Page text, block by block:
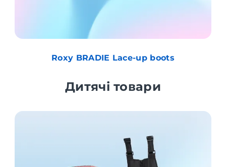
Roxy BRADIE Lace-up boots
Дитячі товари